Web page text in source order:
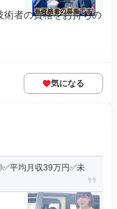
術者の資格をお持ちの
気になる
平均月収39万円✅未